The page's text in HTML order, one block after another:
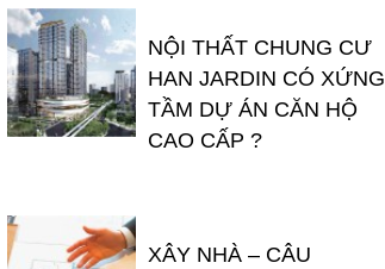
NỘI THẤT CHUNG CƯ
HAN JARDIN CÓ XỨNG
TẦM DỰ ÁN CĂN HỘ
CAO CẤP ?
XÂY NHÀ – CÂU